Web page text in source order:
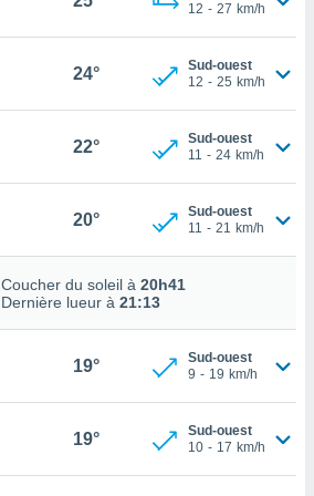
12 - 27 km/h
24°
Sud-ouest
12 - 25 km/h
22°
Sud-ouest
11 - 24 km/h
20°
Sud-ouest
11 - 21 km/h
Coucher du soleil à 20h41
Dernière lueur à 21:13
19°
Sud-ouest
9 - 19 km/h
19°
Sud-ouest
10 - 17 km/h